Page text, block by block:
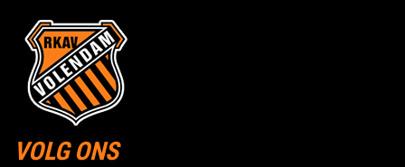
VOLG ONS